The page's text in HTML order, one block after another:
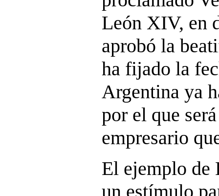
León XIV, en
aprobó la
ha fijado la
Argentina ya
por el que
empresario
El ejemplo de
un estímulo